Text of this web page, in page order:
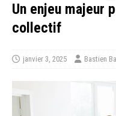
Un enjeu majeur
collectif
janvier 3, 2025 Bastien